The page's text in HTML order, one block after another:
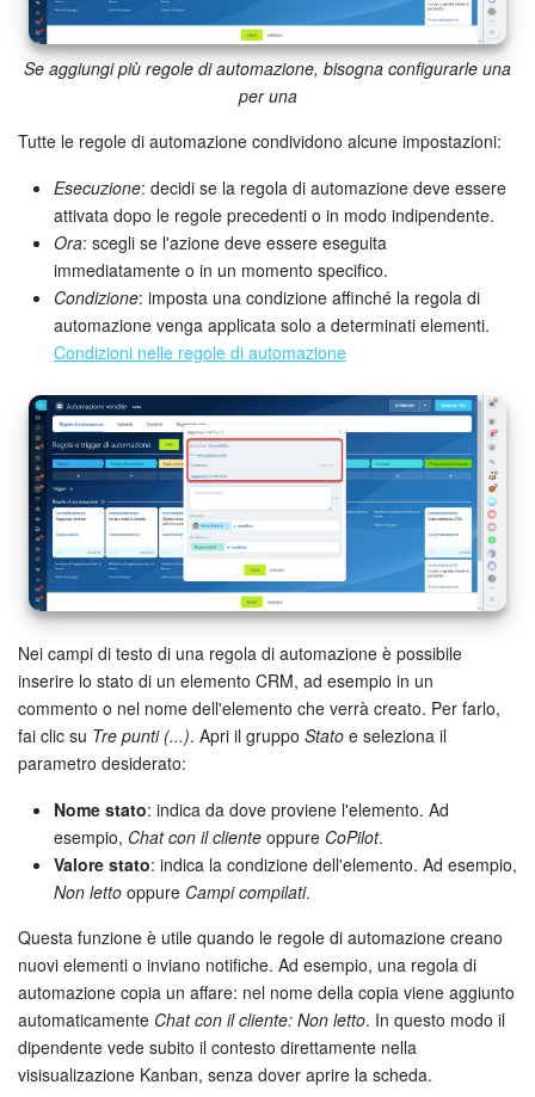
Se aggiungi più regole di automazione, bisogna configurarle una
per una
Tutte le regole di automazione condividono alcune impostazioni:
Esecuzione: decidi se la regola di automazione deve essere
attivata dopo le regole precedenti o in modo indipendente.
Ora: scegli se l'azione deve essere eseguita
immediatamente o in un momento specifico.
Condizione: imposta una condizione affinché la regola di
automazione venga applicata solo a determinati elementi.
Condizioni nelle regole di automazione
Nei campi di testo di una regola di automazione è possibile
inserire lo stato di un elemento CRM, ad esempio in un
commento o nel nome dell'elemento che verrà creato. Per farlo,
fai clic su Tre punti (...). Apri il gruppo Stato e seleziona il
parametro desiderato:
Nome stato: indica da dove proviene l'elemento. Ad
esempio, Chat con il cliente oppure CoPilot.
Valore stato: indica la condizione dell'elemento. Ad esempio,
Non letto oppure Campi compilati.
Questa funzione è utile quando le regole di automazione creano
nuovi elementi o inviano notifiche. Ad esempio, una regola di
automazione copia un affare: nel nome della copia viene aggiunto
automaticamente Chat con il cliente: Non letto. In questo modo il
dipendente vede subito il contesto direttamente nella
visisualizazione Kanban, senza dover aprire la scheda.